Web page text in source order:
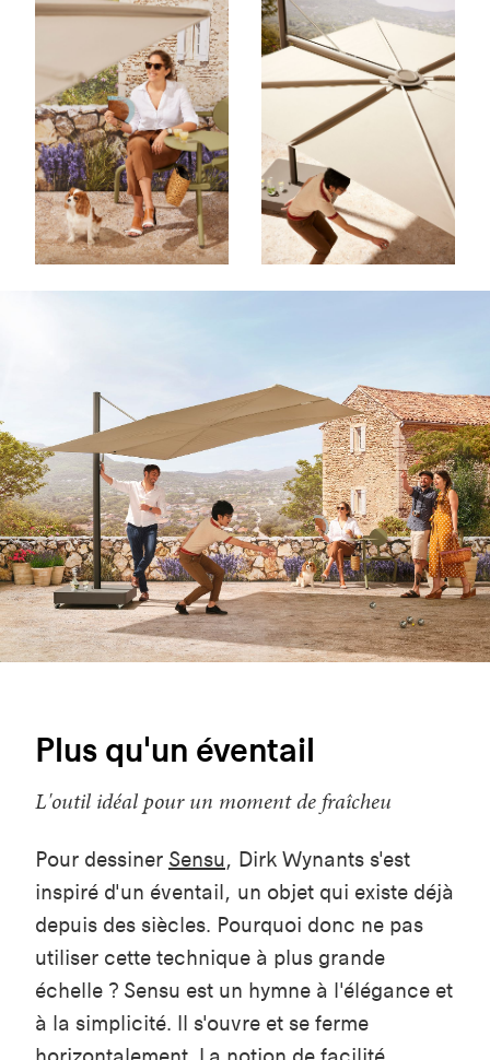
Plus qu'un éventail
L'outil idéal pour un moment de fraîcheu
Pour dessiner Sensu, Dirk Wynants s'est
inspiré d'un éventail, un objet qui existe déjà
depuis des siècles. Pourquoi donc ne pas
utiliser cette technique à plus grande
échelle ? Sensu est un hymne à l'élégance et
à la simplicité. Il s'ouvre et se ferme